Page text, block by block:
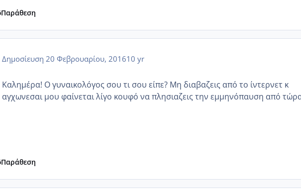
Παράθεση
Δημοσίευση 20 Φεβρουαρίου, 201610 yr
Καλημέρα! Ο γυναικολόγος σου τι σου είπε? Μη διαβαζεις από το ίντερνετ κ
αγχωνεσαι μου φαίνεται λίγο κουφό να πλησιαζεις την εμμηνόπαυση από
Παράθεση